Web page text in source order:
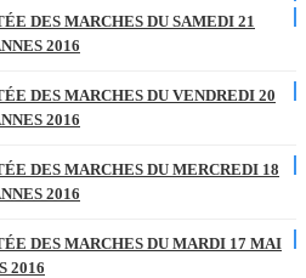
DES MARCHES DU SAMEDI 21
2016
DES MARCHES DU VENDREDI 20
2016
DES MARCHES DU MERCREDI 18
2016
DES MARCHES DU MARDI 17 MAI
2016